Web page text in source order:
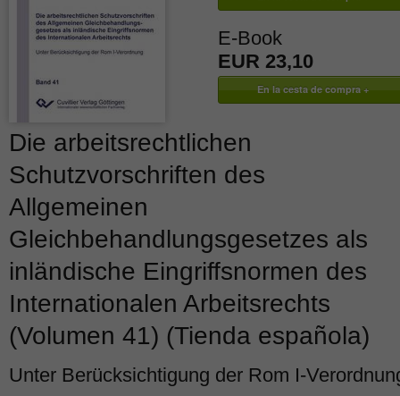
E-Book
EUR 23,10
Die arbeitsrechtlichen
Schutzvorschriften des
Allgemeinen
Gleichbehandlungsgesetzes als
inländische Eingriffsnormen des
Internationalen Arbeitsrechts
(Volumen 41) (Tienda española)
Unter Berücksichtigung der Rom I-